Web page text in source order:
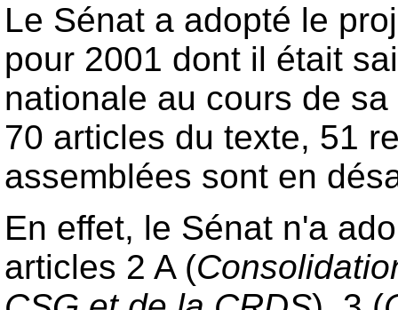
Le Sénat a adopté le
pour 2001 dont il était
nationale au cours de
70 articles du texte, 51
assemblées sont en
En effet, le Sénat n'a
articles 2 A (